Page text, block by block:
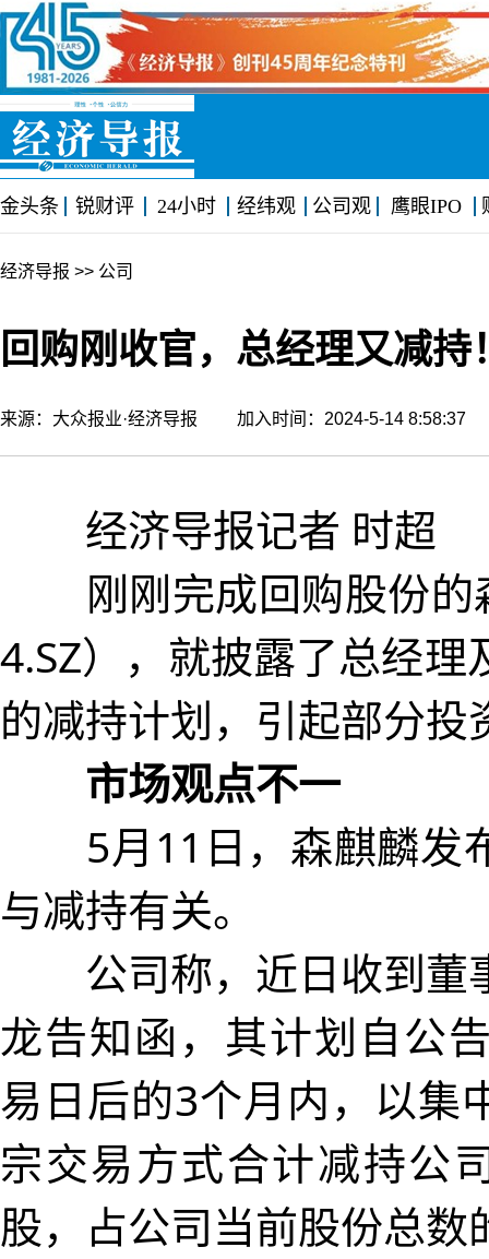
金头条 锐财评 24小时 经纬观 公司观 鹰眼IPO
经济导报 >> 公司
回购刚收官，总经理又减
来源：大众报业·经济导报 加入时间：2024-5-14
经济导报记者 时超
刚刚完成回购股份的
4.SZ），就披露了总经理
的减持计划，引起部分投
市场观点不一
5月11日，森麒麟发
与减持有关。
公司称，近日收到董
龙告知函，其计划自公
易日后的3个月内，以集
宗交易方式合计减持公
股，占公司当前股份总数